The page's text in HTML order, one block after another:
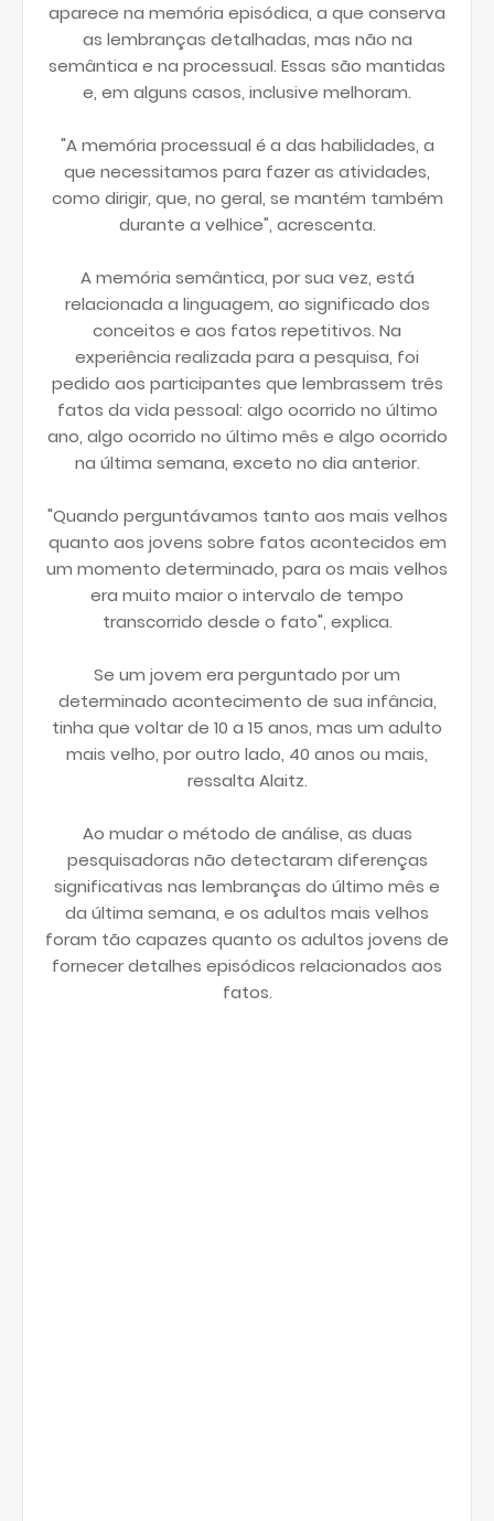
aparece na memória episódica, a que conserva
as lembranças detalhadas, mas não na
semântica e na processual. Essas são mantidas
e, em alguns casos, inclusive melhoram.
"A memória processual é a das habilidades, a
que necessitamos para fazer as atividades,
como dirigir, que, no geral, se mantém também
durante a velhice", acrescenta.
A memória semântica, por sua vez, está
relacionada a linguagem, ao significado dos
conceitos e aos fatos repetitivos. Na
experiência realizada para a pesquisa, foi
pedido aos participantes que lembrassem três
fatos da vida pessoal: algo ocorrido no último
ano, algo ocorrido no último mês e algo ocorrido
na última semana, exceto no dia anterior.
"Quando perguntávamos tanto aos mais velhos
quanto aos jovens sobre fatos acontecidos em
um momento determinado, para os mais velhos
era muito maior o intervalo de tempo
transcorrido desde o fato", explica.
Se um jovem era perguntado por um
determinado acontecimento de sua infância,
tinha que voltar de 10 a 15 anos, mas um adulto
mais velho, por outro lado, 40 anos ou mais,
ressalta Alaitz.
Ao mudar o método de análise, as duas
pesquisadoras não detectaram diferenças
significativas nas lembranças do último mês e
da última semana, e os adultos mais velhos
foram tão capazes quanto os adultos jovens de
fornecer detalhes episódicos relacionados aos
fatos.